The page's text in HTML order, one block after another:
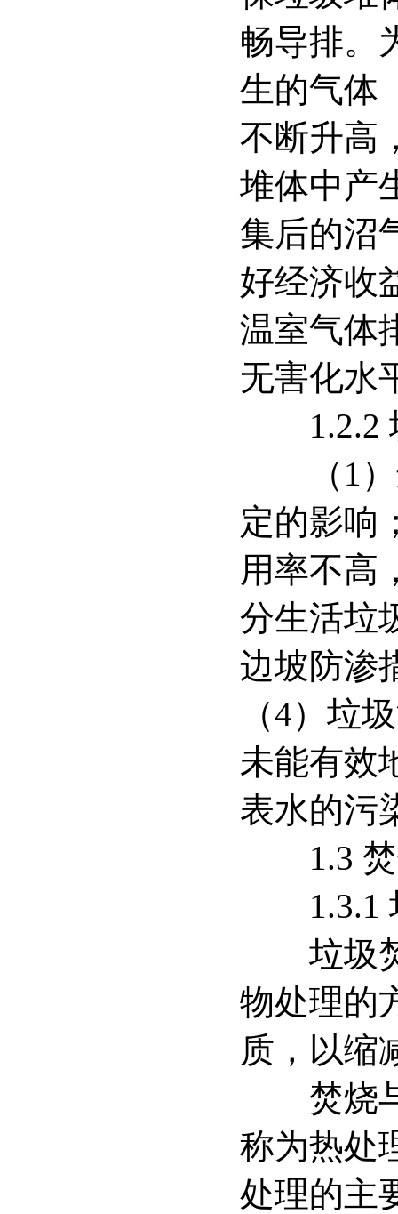
畅导排。
生的气体
不断升高
堆体中产
集后的沼
好经济收
温室气体
无害化水
1.2.2
（1）
定的影响
用率不高
分生活垃
边坡防渗
（4）垃
未能有效
表水的污
1.3 焚
1.3.1
垃圾焚
物处理的
质，以缩
焚烧与
称为热处
处理的主